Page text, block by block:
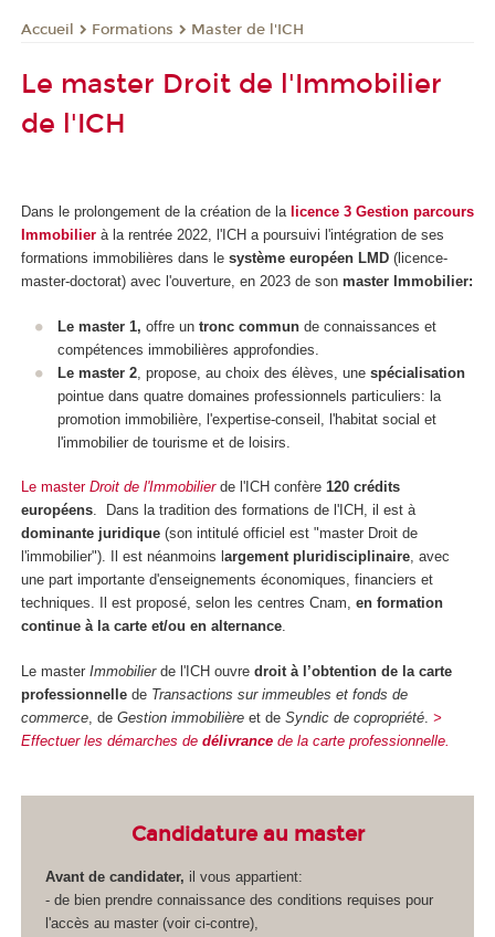
Accueil Formations Master de l'ICH
Le master Droit de l'Immobilier
de l'ICH
Dans le prolongement de la création de la licence 3 Gestion parcours
Immobilier à la rentrée 2022, l'ICH a poursuivi l'intégration de ses
formations immobilières dans le système européen LMD (licence-
master-doctorat) avec l'ouverture, en 2023 de son master Immobilier:
Le master 1, offre un tronc communde connaissances et
compétences immobilières approfondies.
Le master 2, propose, au choix des élèves, une spécialisation
pointue dans quatre domaines professionnels particuliers: la
promotion immobilière, l'expertise-conseil, l'habitat social et
l'immobilier de tourisme et de loisirs.
Le master Droit de l'Immobilier de l'ICH confère 120 crédits
européens. Dans la tradition des formations de l'ICH, il est à
dominante juridique (son intitulé officiel est "master Droit de
l'immobilier"). Il est néanmoins l argement pluridisciplinaire, avec
une part importante d'enseignements économiques, financiers et
techniques. Il est proposé, selon les centres Cnam, en formation
continue à la carte et/ou en alternance.
Le master Immobilierde l'ICH ouvre droit à l’obtention de la carte
professionnelle de Transactions sur immeubles et fonds de
commerce , de Gestion immobilière et de Syndic de copropriété >
Effectuer les démarches de délivrance de la carte professionnelle.
Candidature au master
Avant de candidater, il vous appartient:
- de bien prendre connaissance des conditions requises pour
l'accès au master (voir ci-contre),